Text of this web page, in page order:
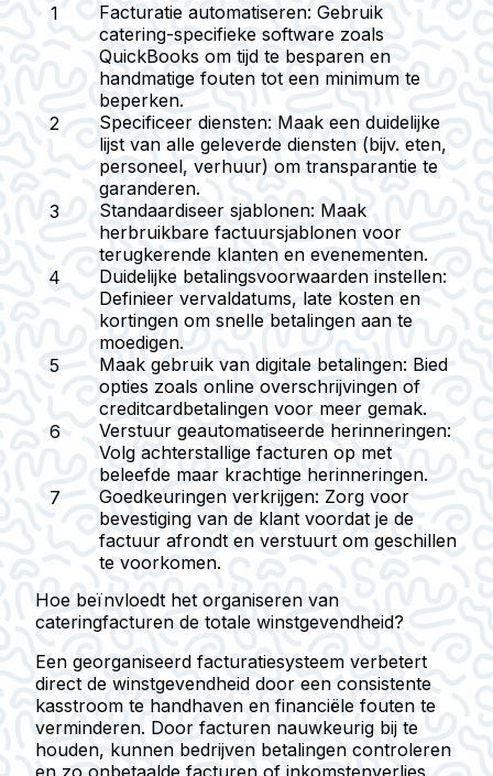
Facturatie automatiseren: Gebruik
catering-specifieke software zoals
QuickBooks om tijd te besparen en
handmatige fouten tot een minimum te
beperken.
Specificeer diensten: Maak een duidelijke
lijst van alle geleverde diensten (bijv. eten,
personeel, verhuur) om transparantie te
garanderen.
Standaardiseer sjablonen: Maak
herbruikbare factuursjablonen voor
terugkerende klanten en evenementen.
Duidelijke betalingsvoorwaarden instellen:
Definieer vervaldatums, late kosten en
kortingen om snelle betalingen aan te
moedigen.
Maak gebruik van digitale betalingen: Bied
opties zoals online overschrijvingen of
creditcardbetalingen voor meer gemak.
Verstuur geautomatiseerde herinneringen:
Volg achterstallige facturen op met
beleefde maar krachtige herinneringen.
Goedkeuringen verkrijgen: Zorg voor
bevestiging van de klant voordat je de
factuur afrondt en verstuurt om geschillen
te voorkomen.
Hoe beïnvloedt het organiseren van
cateringfacturen de totale winstgevendheid?
Een georganiseerd facturatiesysteem verbetert
direct de winstgevendheid door een consistente
kasstroom te handhaven en financiële fouten te
verminderen. Door facturen nauwkeurig bij te
houden, kunnen bedrijven betalingen controleren
en zo onbetaalde facturen of inkomstenverlies